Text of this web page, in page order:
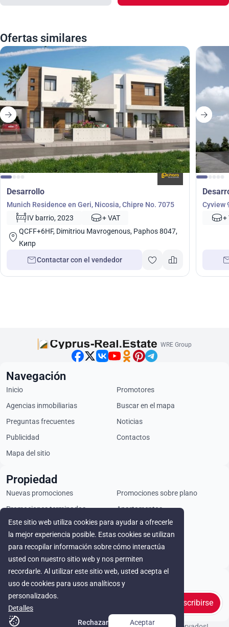
Ofertas similares
Desarrollo
Munich Residence en Geri, Nicosia, Chipre No. 7075
IV barrio, 2023
+ VAT
QCFF+6HF, Dimitriou Mavrogenous, Paphos 8047,
Кипр
Contactar con el vendedor
Cyview
+
Este sitio web utiliza cookies para ayudar a ofrecerle
la mejor experiencia posible. Estas cookies se utilizan
para recopilar información sobre cómo interactúa
usted con nuestro sitio web y nos permiten
recordarle. Al utilizar este sitio web, usted acepta el
uso de cookies para usos analíticos y
personalizados.
Detalles
Rechazar
Aceptar
WRE Group
Stay in touch
Suscribirse
Navegación
Inicio
Promotores
Agencias inmobiliarias
Buscar en el mapa
Preguntas frecuentes
Noticias
Publicidad
Contactos
Mapa del sitio
Propiedad
Nuevas promociones
Promociones sobre plano
Promociones terminadas
Apartamentos
Áticos
Chalets
Locales comerciales
Alquiler